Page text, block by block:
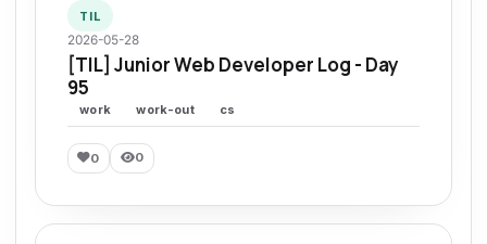
TIL
2026-05-28
[TIL] Junior Web Developer Log - Day
95
work work-out cs
0 0